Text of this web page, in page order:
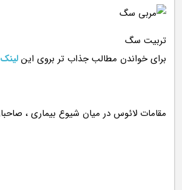
تربیت سگ
برای خواندن مطالب جذاب تر بروی اینلینک